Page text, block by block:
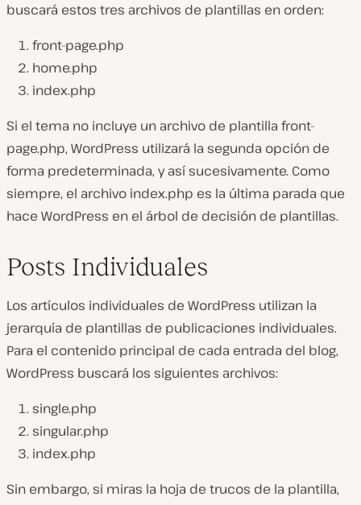
buscará estos tres archivos de plantillas en orden:
front-page.php
home.php
index.php
Si el tema no incluye un archivo de plantilla front-
page.php, WordPress utilizará la segunda opción de
forma predeterminada, y así sucesivamente. Como
siempre, el archivo index.php es la última parada que
hace WordPress en el árbol de decisión de plantillas.
Posts Individuales
Los artículos individuales de WordPress utilizan la
jerarquía de plantillas de publicaciones individuales.
Para el contenido principal de cada entrada del blog,
WordPress buscará los siguientes archivos:
single.php
singular.php
index.php
Sin embargo, si miras la hoja de trucos de la plantilla,